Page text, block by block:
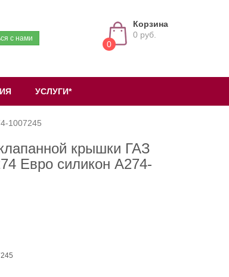
с нами
0
Корзина
0 руб.
УСЛУГИ*
1007245
крышки ГАЗ
Евро силикон А274-